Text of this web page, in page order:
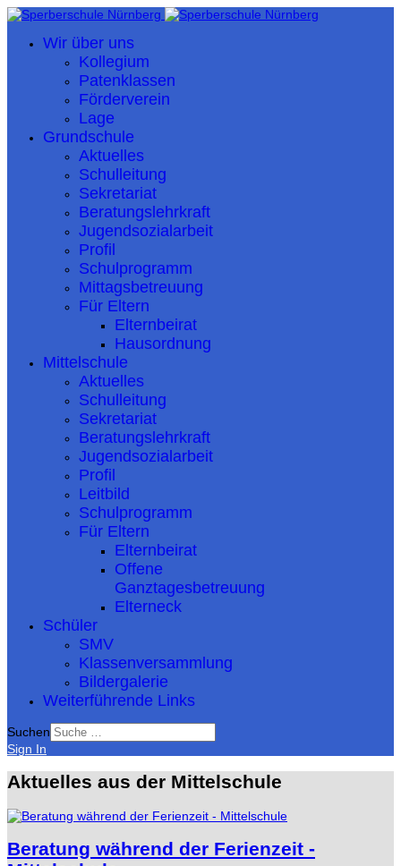
Wir über uns
Kollegium
Patenklassen
Förderverein
Lage
Grundschule
Aktuelles
Schulleitung
Sekretariat
Beratungslehrkraft
Jugendsozialarbeit
Profil
Schulprogramm
Mittagsbetreuung
Für Eltern
Elternbeirat
Hausordnung
Mittelschule
Aktuelles
Schulleitung
Sekretariat
Beratungslehrkraft
Jugendsozialarbeit
Profil
Leitbild
Schulprogramm
Für Eltern
Elternbeirat
Offene
Ganztagesbetreuung
Elterneck
Schüler
SMV
Klassenversammlung
Bildergalerie
Weiterführende Links
Suchen
Sign In
Aktuelles aus der Mittelschule
Beratung während der Ferienzeit -